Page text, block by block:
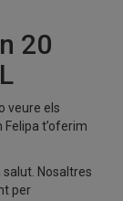
20
veure els
t’oferim
salut. Nosaltres
per